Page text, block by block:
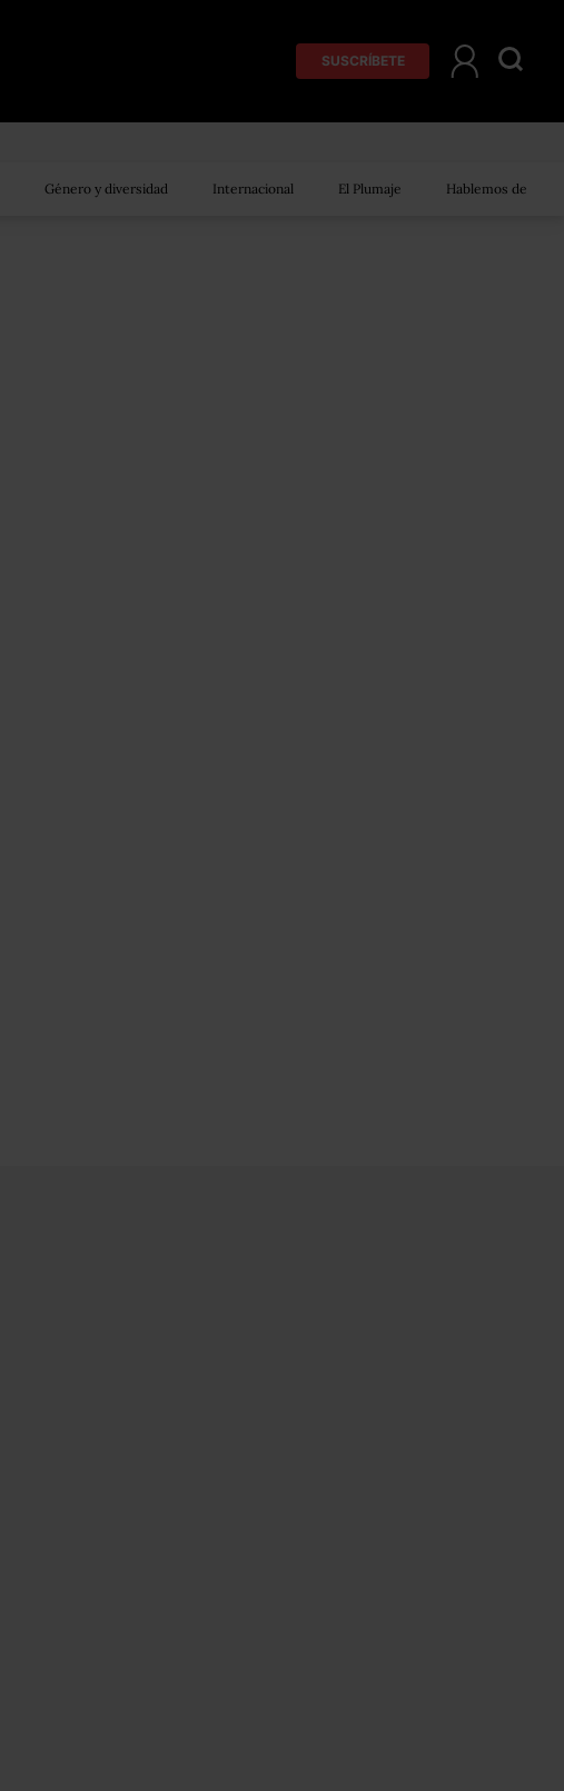
SUSCRÍBETE
Género y diversidad Internacional El Plumaje Hablemos de